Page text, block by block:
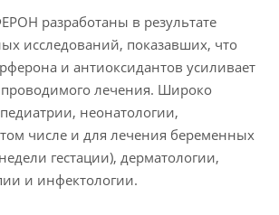
разработаны в результате
исследований, показавших, что
и антиоксидантов усиливает
лечения. Широко
неонатологии,
числе и для лечения беременных
гестации), дерматологии,
и инфектологии.